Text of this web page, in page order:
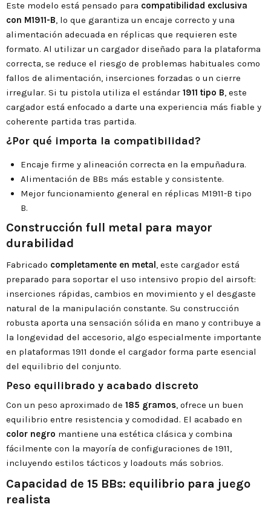
Este modelo está pensado para compatibilidad exclusiva
con M1911-B, lo que garantiza un encaje correcto y una
alimentación adecuada en réplicas que requieren este
formato. Al utilizar un cargador diseñado para la plataforma
correcta, se reduce el riesgo de problemas habituales como
fallos de alimentación, inserciones forzadas o un cierre
irregular. Si tu pistola utiliza el estándar 1911 tipo B, este
cargador está enfocado a darte una experiencia más fiable y
coherente partida tras partida.
¿Por qué importa la compatibilidad?
Encaje firme y alineación correcta en la empuñadura.
Alimentación de BBs más estable y consistente.
Mejor funcionamiento general en réplicas M1911-B tipo
B.
Construcción full metal para mayor
durabilidad
Fabricado completamente en metal, este cargador está
preparado para soportar el uso intensivo propio del airsoft:
inserciones rápidas, cambios en movimiento y el desgaste
natural de la manipulación constante. Su construcción
robusta aporta una sensación sólida en mano y contribuye a
la longevidad del accesorio, algo especialmente importante
en plataformas 1911 donde el cargador forma parte esencial
del equilibrio del conjunto.
Peso equilibrado y acabado discreto
Con un peso aproximado de 185 gramos, ofrece un buen
equilibrio entre resistencia y comodidad. El acabado en
color negro mantiene una estética clásica y combina
fácilmente con la mayoría de configuraciones de 1911,
incluyendo estilos tácticos y loadouts más sobrios.
Capacidad de 15 BBs: equilibrio para juego
realista